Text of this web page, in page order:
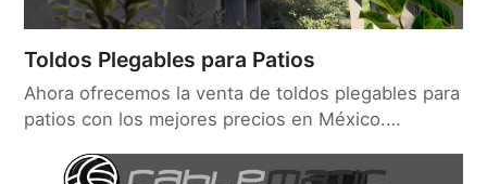
Toldos Plegables para Patios
Ahora ofrecemos la venta de toldos plegables para
patios con los mejores precios en México.…